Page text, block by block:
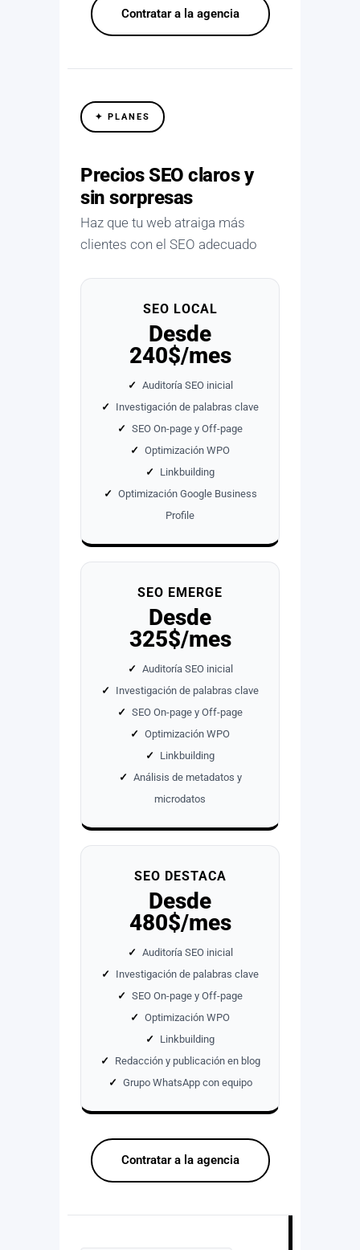
Contratar a la agencia
✦ PLANES
Precios SEO claros y
sin sorpresas
Haz que tu web atraiga más
clientes con el SEO adecuado
SEO LOCAL
Desde
240$/mes
✓ Auditoría SEO inicial
✓
Investigación de palabras clave
✓ SEO On-page y Off-page
✓ Optimización WPO
✓
Linkbuilding
✓ Optimización Google Business
Profile
SEO EMERGE
Desde
325$/mes
✓ Auditoría SEO inicial
✓
Investigación de palabras clave
✓ SEO On-page y Off-page
✓ Optimización WPO
✓
Linkbuilding
✓ Análisis de metadatos y
microdatos
SEO DESTACA
Desde
480$/mes
✓ Auditoría SEO inicial
✓
Investigación de palabras clave
✓ SEO On-page y Off-page
✓ Optimización WPO
✓
Linkbuilding
✓
Redacción y publicación en blog
✓ Grupo WhatsApp con equipo
Contratar a la agencia